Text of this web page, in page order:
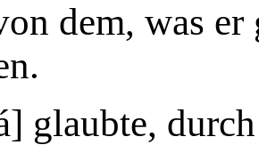
dem, was er
glaubte,